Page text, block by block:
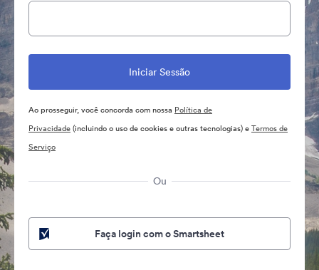
Ao prosseguir, você concorda com nossa Política de
Privacidade(incluindo o uso de cookies e outras tecnologias) eTermos de
Serviço
Ou
Faça login com o Smartsheet